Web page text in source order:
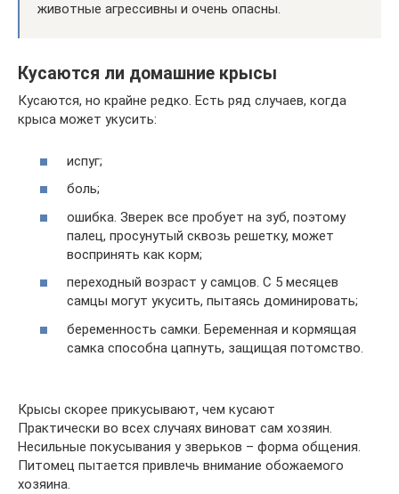
животные агрессивны и очень опасны.
Кусаются ли домашние крысы
Кусаются, но крайне редко. Есть ряд случаев, когда
крыса может укусить:
испуг;
боль;
ошибка. Зверек все пробует на зуб, поэтому
палец, просунутый сквозь решетку, может
воспринять как корм;
переходный возраст у самцов. С 5 месяцев
самцы могут укусить, пытаясь доминировать;
беременность самки. Беременная и кормящая
самка способна цапнуть, защищая потомство.
Крысы скорее прикусывают, чем кусают
Практически во всех случаях виноват сам хозяин.
Несильные покусывания у зверьков – форма общения.
Питомец пытается привлечь внимание обожаемого
хозяина.